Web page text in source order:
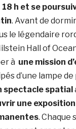
h et se
. Avant de
le légendaire
Hall of
à une mission
d’une lampe de
spectacle spatial
une
. Chaque